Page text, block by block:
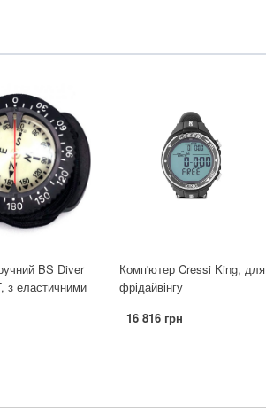
BS Diver
з еластичними
Комп'ютер Cressi King, для
фрідайвінгу
16 816 грн